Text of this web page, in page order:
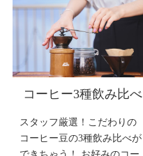
コーヒー3種飲み比べ
スタッフ厳選！こだわりの
コーヒー豆の3種飲み比べが